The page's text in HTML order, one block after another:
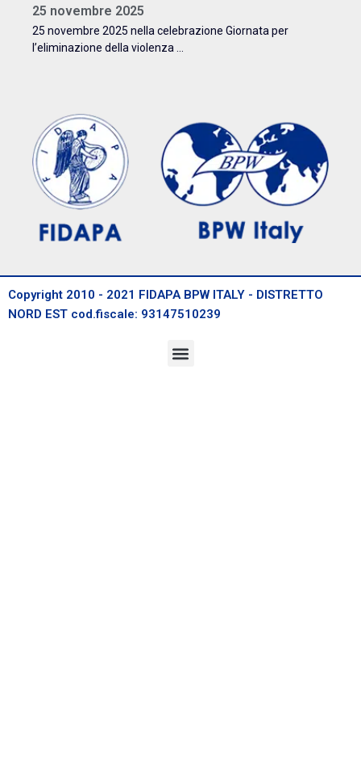
25 novembre 2025
25 novembre 2025 nella celebrazione Giornata per
l’eliminazione della violenza ...
Copyright 2010 - 2021 FIDAPA BPW ITALY - DISTRETTO
NORD EST cod.fiscale: 93147510239